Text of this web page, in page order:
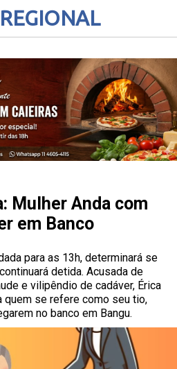
Mulher Anda com
em Banco
para as 13h, determinará se
detida. Acusada de
e vilipêndio de cadáver, Érica
quem se refere como seu tio,
no banco em Bangu.